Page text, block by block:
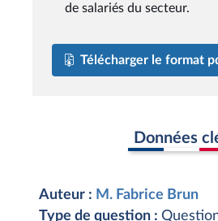
de salariés du secteur.
Télécharger le format
Données
Auteur : M. Fabrice Brun
Type de question :